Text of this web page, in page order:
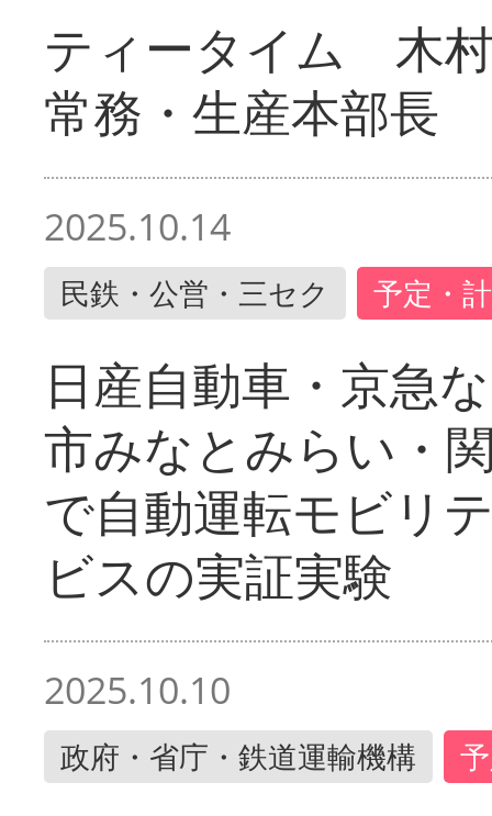
ティータイム 木
常務・生産本部長
2025.10.14
民鉄・公営・三セク 予定・
日産自動車・京急
市みなとみらい・
で自動運転モビリ
ビスの実証実験
2025.10.10
政府・省庁・鉄道運輸機構